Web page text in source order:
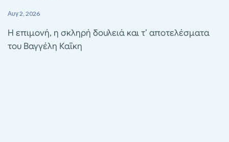
Αυγ 2, 2026
Η επιμονή, η σκληρή δουλειά και τ’ αποτελέσματα
του Βαγγέλη Καΐκη